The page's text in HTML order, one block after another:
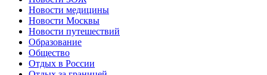
Новости медицины
Новости Москвы
Новости путешествий
Образование
Общество
Отдых в России